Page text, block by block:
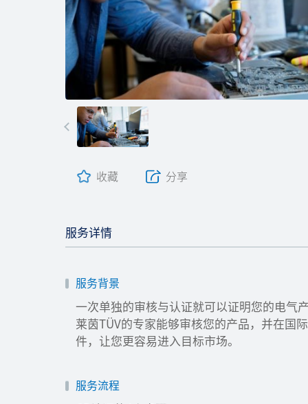
收藏 分享
服务详情
服务背景
一次单独的审核与认证就可以证明您的电气
莱茵TÜV的专家能够审核您的产品，并在国
件，让您更容易进入目标市场。
服务流程